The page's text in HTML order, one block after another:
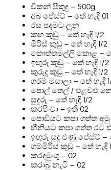
චිකන් පීකුදු – 500g
අබ පේස්ට් – තේ හැඳි 01
රස පදමට ලුනු
කහ කුඩු – තේ හැඳි 1/2
මිරිස් කුඩු – තේ හැඳි 1/2
කොත්තමල්ලි කොළ – තේ
ඉඟුරු කුඩු – තේ හැඳි 1/2
කුරුදු කුඩු – තේ හැඳි 1/2
ගරම් මසාලා – තේ හැඳි
පොල් තෙල් / එළවළු
සුදුරු – තේ හැඳි 1/2
කරපිංචා – ඉති 02
පොඩියට කපා ගත්ත අමු
හීනියට කපා ගත්ත රට
ඉඟුරු සුදු ළුණු පේස්ට් –
ගම්මිරිස් කුඩු – තේ හැඳි
කරදමුංගු – 02
කරාබු නැටි – 02